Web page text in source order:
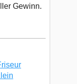
Gewinn.